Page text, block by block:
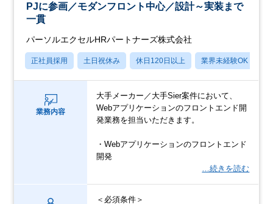
PJに参画／モダンフロント中心／設計～実装まで
一貫
パーソルエクセルHRパートナーズ株式会社
正社員採用 土日祝休み 休日120日以上 業界未経験OK
業務内容
大手メーカー／大手Sier案件において、
Webアプリケーションのフロントエンド開
発業務を担当いただきます。
・Webアプリケーションのフロントエンド
開発
…続きを読む
＜必須条件＞